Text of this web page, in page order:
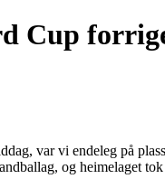
Cup
var vi endeleg på
og heimelaget